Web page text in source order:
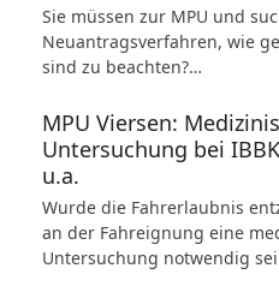
Sie müssen zur MPU und
Neuantragsverfahren, wie
sind zu beachten?…
MPU Viersen:
Untersuchung bei
u.a.
Wurde die Fahrerlaubnis
an der Fahreignung eine
Untersuchung notwendig